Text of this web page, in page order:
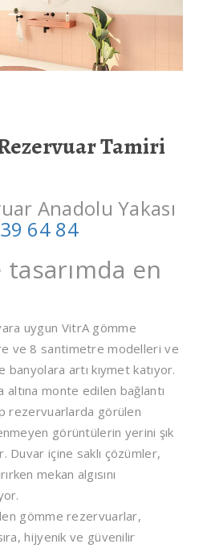
Tamiri
Anadolu Yakası
64 84
en
uygun VitrA gömme
ve 8 santimetre modelleri ve
banyolara artı kıymet katıyor.
altına monte edilen bağlantı
rezervuarlarda görülen
görüntülerin yerini şık
Duvar içine saklı çözümler,
mekan algısını
gömme rezervuarlar,
hijyenik ve güvenilir